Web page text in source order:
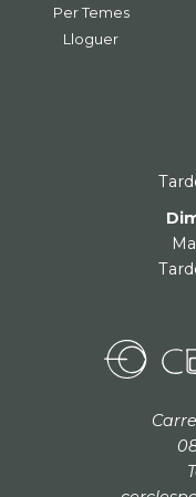
Per Temes
Lloguer